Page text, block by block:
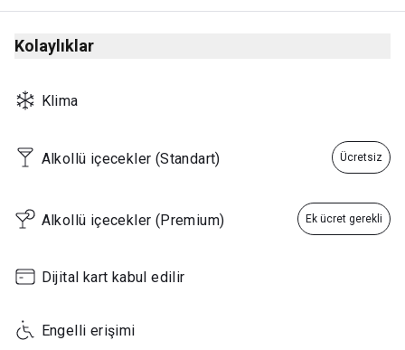
Monday 11:00 - 18:30
Tuesday
Thursday
Friday 11:00 - 18:30
Sunday 11:00 - 18:30
Kolaylıklar
Klima
Alkollü içecekler (Standart) Ücretsiz
Alkollü içecekler (Premium) Ek ücret gerekli
Dijital kart kabul edilir
Engelli erişimi